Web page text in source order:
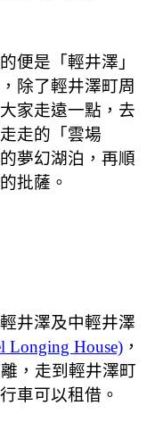
便是「輕井澤」
除了輕井澤町周
家走遠一點，去
走的「雲場
夢幻湖泊，再順
批薩。
井澤及中輕井澤
Longing House) ，
，走到輕井澤町
車可以租借。